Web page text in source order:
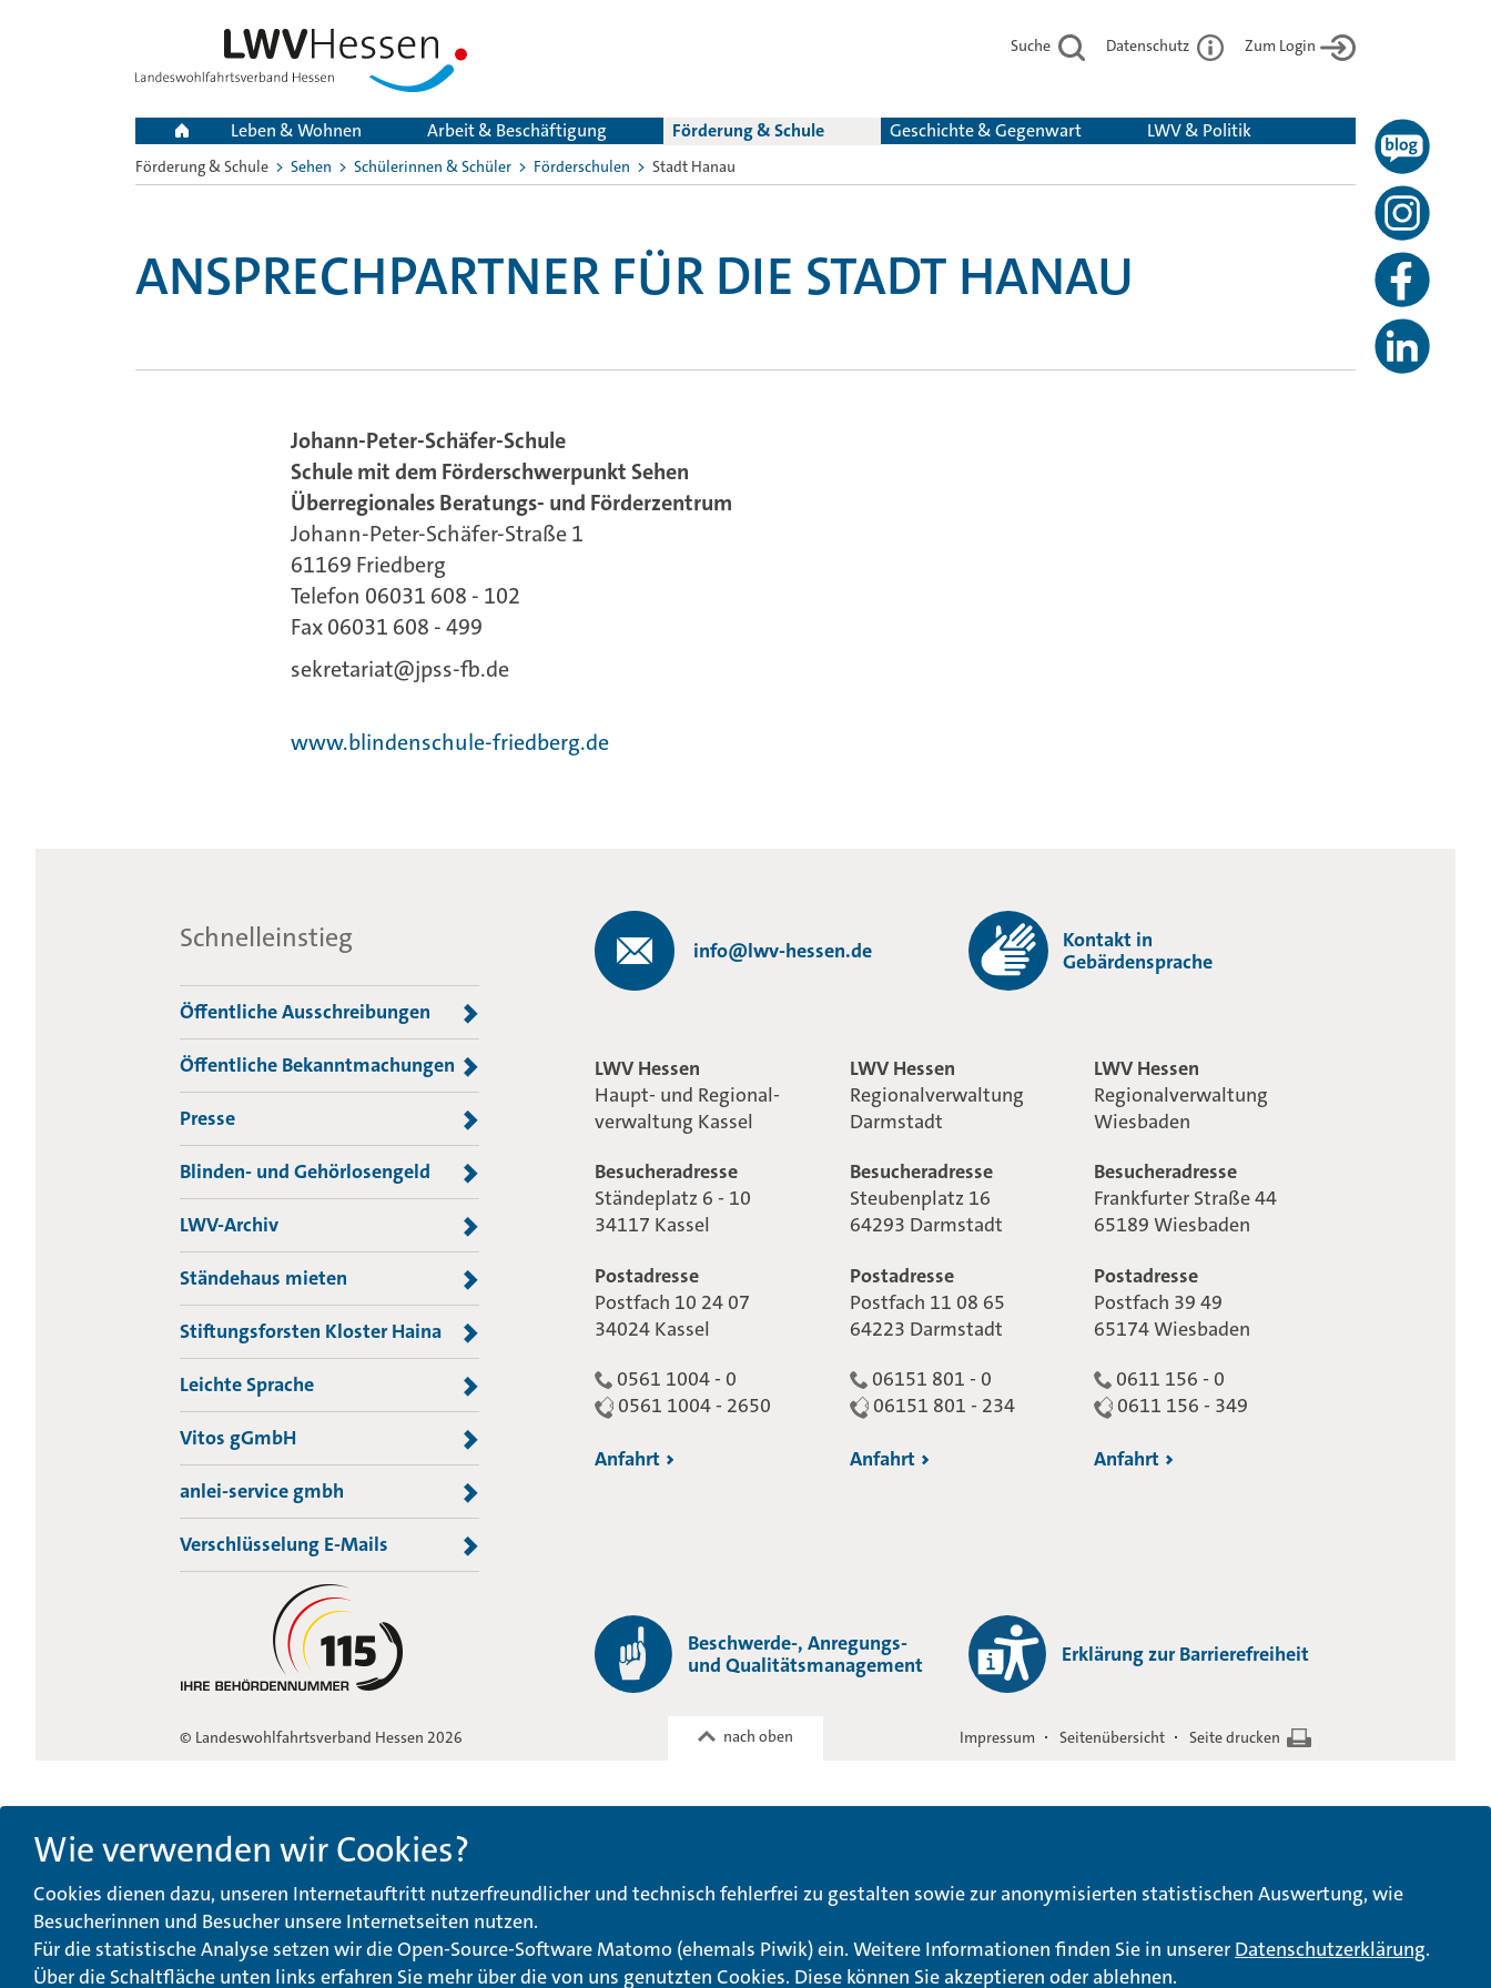
Suche Datenschutz Zum Login
Leben & Wohnen Arbeit & Beschäftigung Förderung & Schule Geschichte & Gegenwart LWV & Politik
Sie
sind
Förderung & Schule Sehen Schülerinnen & Schüler Förderschulen Stadt Hanau
ANSPRECHPARTNER FÜR DIE STADT HANAU
Johann-Peter-Schäfer-Schule
Schule mit dem Förderschwerpunkt Sehen
Überregionales Beratungs- und Förderzentrum
Johann-Peter-Schäfer-Straße 1
61169 Friedberg
Telefon 06031 608 - 102
Fax 06031 608 - 499
sekretariat@jpss-fb.de
www.blindenschule-friedberg.de
Schnelleinstieg
Öffentliche Ausschreibungen
Öffentliche Bekanntmachungen
Presse
Blinden- und Gehörlosengeld
LWV-Archiv
Ständehaus mieten
Stiftungsforsten Kloster Haina
Leichte Sprache
Vitos gGmbH
anlei-service gmbh
Verschlüsselung E-Mails
info@lwv-hessen.de
Kontakt in
Gebärdensprache
LWV Hessen
Haupt- und Regional-
verwaltung Kassel
Besucheradresse
Ständeplatz 6 - 10
34117 Kassel
Postadresse
Postfach 10 24 07
34024 Kassel
0561 1004 - 0
0561 1004 - 2650
Anfahrt
LWV Hessen
Regionalverwaltung
Darmstadt
Besucheradresse
Steubenplatz 16
64293 Darmstadt
Postadresse
Postfach 11 08 65
64223 Darmstadt
06151 801 - 0
06151 801 - 234
Anfahrt
LWV Hessen
Regionalverwaltung
Wiesbaden
Besucheradresse
Frankfurter Straße 44
65189 Wiesbaden
Postadresse
Postfach 39 49
65174 Wiesbaden
0611 156 - 0
0611 156 - 349
Anfahrt
Beschwerde-, Anregungs-
und Qualitätsmanagement
Erklärung zur Barrierefreiheit
© Landeswohlfahrtsverband Hessen 2026 Impressum Seitenübersicht Seite drucken
nach oben
Wie verwenden wir Cookies?
Cookies dienen dazu, unseren Internetauftritt nutzerfreundlicher und technisch fehlerfrei zu gestalten sowie zur anonymisierten statistischen Auswertung, wie
Besucherinnen und Besucher unsere Internetseiten nutzen.
Für die statistische Analyse setzen wir die Open-Source-Software Matomo (ehemals Piwik) ein. Weitere Informationen finden Sie in unserer Datenschutzerklärung.
Über die Schaltfläche unten links erfahren Sie mehr über die von uns genutzten Cookies. Diese können Sie akzeptieren oder ablehnen.